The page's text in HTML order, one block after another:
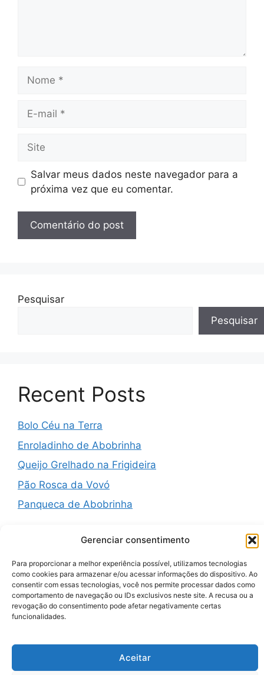
Gerenciar consentimento
Para proporcionar a melhor experiência possível, utilizamos tecnologias
como cookies para armazenar e/ou acessar informações do dispositivo. Ao
consentir com essas tecnologias, você nos permite processar dados como
comportamento de navegação ou IDs exclusivos neste site. A recusa ou a
revogação do consentimento pode afetar negativamente certas
funcionalidades.
Aceitar
mail
Salvar meus dados neste navegador para a
próxima vez que eu comentar.
Pesquisar
Pesquisar
Recent Posts
Bolo Céu na Terra
Enroladinho de Abobrinha
Queijo Grelhado na Frigideira
Pão Rosca da Vovó
Panqueca de Abobrinha
Recent Comments
A WordPress CommenteremHello world!
© 2026 Zenauraf Receitas• Built with